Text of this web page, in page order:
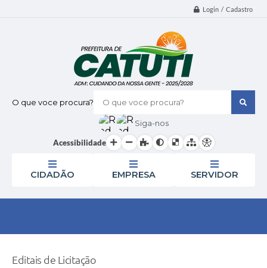
Login / Cadastro
O que voce procura?
Siga-nos
Acessibilidade
CIDADÃO EMPRESA SERVIDOR
Editais de Licitação